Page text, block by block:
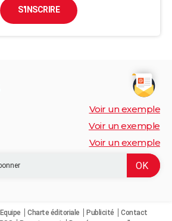
S'INSCRIRE
Voir un exemple
Voir un exemple
Voir un exemple
Equipe Charte éditoriale Publicité
Contact